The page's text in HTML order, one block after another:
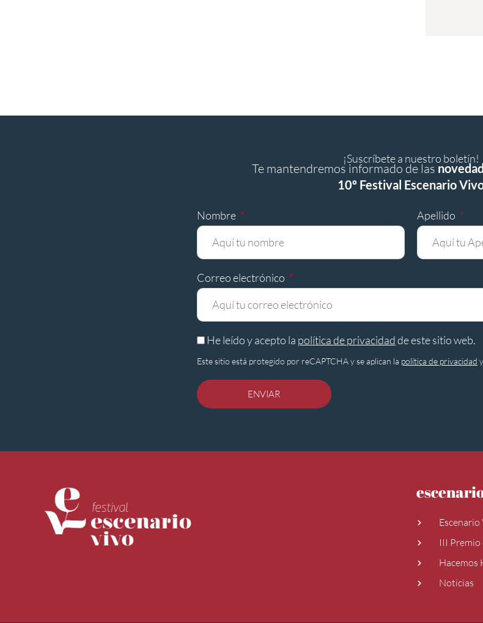
¡Suscríbete a nuestro boletín!
Te mantendremos informado de las
10º Festival Escenario
Nombre Apellido
Correo electrónico
He leído y acepto la política de privacidadde este sitio web.
Este sitio está protegido por reCAPTCHA y se aplican la política de privacidad y
ENVIAR
Escenario
III Premio
Hacemos
Noticias